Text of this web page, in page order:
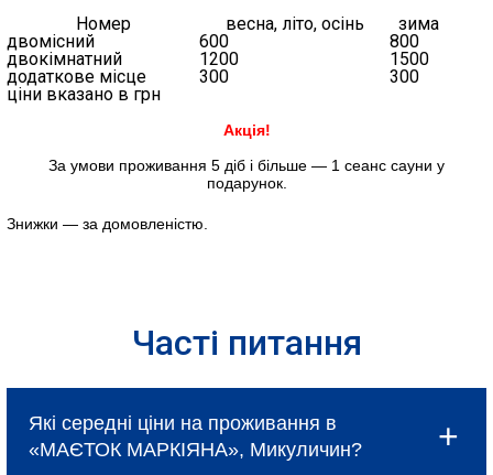
Номер весна, літо, осінь
зима
двомісний
600
800
двокімнатний
1200
1500
додаткове місце
300
300
ціни вказано в грн
Акція!
За умови проживання 5 діб і більше — 1 сеанс сауни у
подарунок.
Знижки — за домовленістю.
Часті питання
Які середні ціни на проживання в
«МАЄТОК МАРКІЯНА», Микуличин?